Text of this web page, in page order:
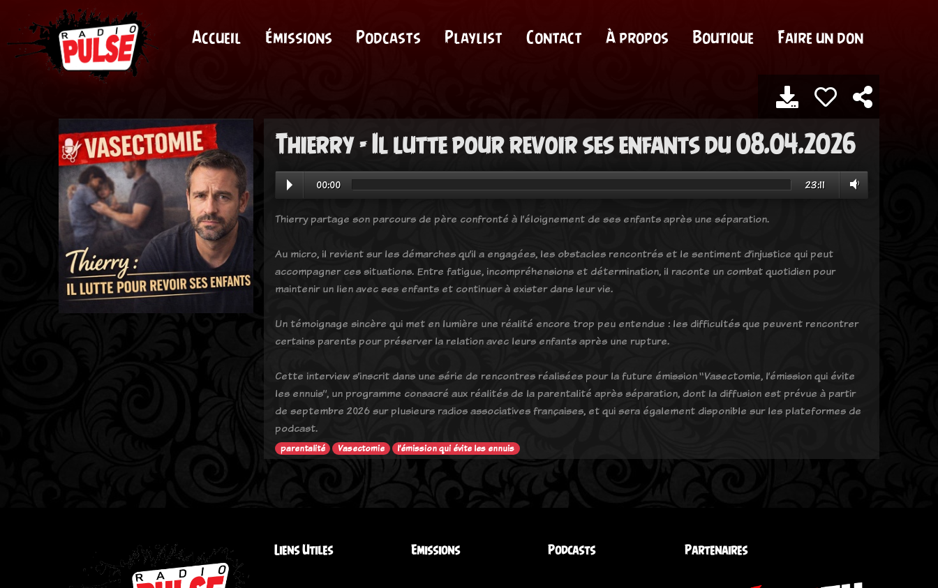
Accueil Émissions Podcasts Playlist Contact À propos Boutique Faire un don
Thierry - Il lutte pour revoir ses enfants du 08.04.2026
00:00 23:11
Thierry partage son parcours de père confronté à l’éloignement de ses enfants après une séparation.
Au micro, il revient sur les démarches qu’il a engagées, les obstacles rencontrés et le sentiment d’injustice qui peut
accompagner ces situations. Entre fatigue, incompréhensions et détermination, il raconte un combat quotidien pour
maintenir un lien avec ses enfants et continuer à exister dans leur vie.
Un témoignage sincère qui met en lumière une réalité encore trop peu entendue : les difficultés que peuvent rencontrer
certains parents pour préserver la relation avec leurs enfants après une rupture.
Cette interview s’inscrit dans une série de rencontres réalisées pour la future émission “Vasectomie, l’émission qui évite
les ennuis”, un programme consacré aux réalités de la parentalité après séparation, dont la diffusion est prévue à partir
de septembre 2026 sur plusieurs radios associatives françaises, et qui sera également disponible sur les plateformes de
podcast.
parentalité Vasectomie l’émission qui évite les ennuis
Liens Utiles Emissions Podcasts Partenaires